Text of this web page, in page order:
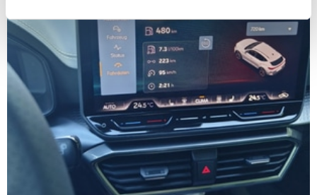
bestimmten Merkmalen (Fingerprinting) identifizieren
Erfahren Sie mehr darüber, wie Ihre persönlichen Daten
verarbeitet werden, und legen Sie Ihre Präferenzen im
Abschnitt Einzelheiten
fest.
Wir verwenden Cookies, um Inhalte und Anzeigen zu
personalisieren, Funktionen für soziale Medien anbieten
zu können und die Zugriffe auf unsere Website zu
analysieren. Außerdem geben wir Informationen zu Ihrer
Verwendung unserer Website an unsere Partner für